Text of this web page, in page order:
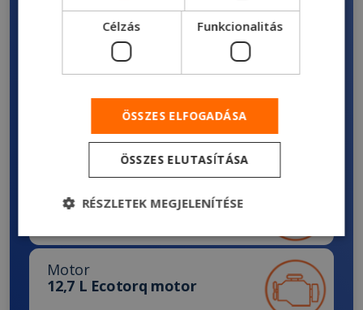
Ismerje meg közelebbről új
billencsét!
Ford Trucks 4142D
Tengelyképlet
Alacsony tetős nappali fülke
Motor
12,7 L Ecotorq motor
Célzás Funkcionalitás
ÖSSZES ELFOGADÁSA
ÖSSZES ELUTASÍTÁSA
RÉSZLETEK MEGJELENÍTÉSE